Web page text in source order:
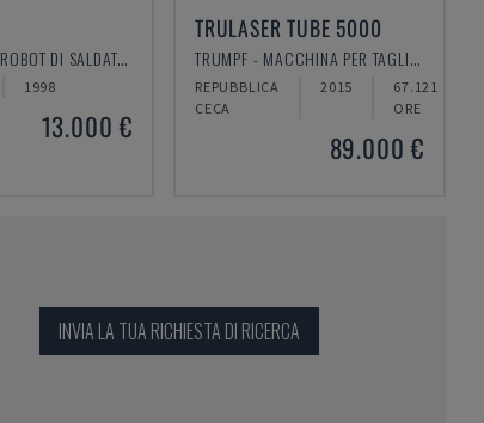
OTC DAIHEN - ROBOT DI SALDATURA
1998
13.000 €
TRULASER TUBE 5000
TRUMPF - MACCHINA PER TAGLIARE I TUBI
REPUBBLICA
CECA
2015
67.121
ORE
89.000 €
INVIA LA TUA RICHIESTA DI RICERCA